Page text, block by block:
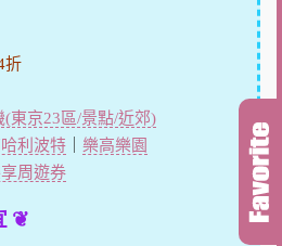
折
東京23區/景點/近郊)
利波特｜ 樂高樂園
周遊券
❦